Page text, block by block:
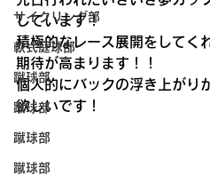
サイクリング部
軟式庭球部
蹴球部
蹴球部
蹴球部
蹴球部
しています！
積極的なレース展開をしてく
期待が高まります！！
個人的にバックの浮き上がり
欲しいです！